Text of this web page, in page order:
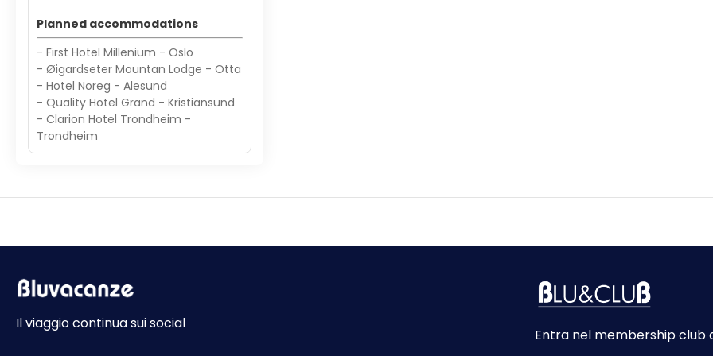
Planned accommodations
- First Hotel Millenium - Oslo
- Øigardseter Mountan Lodge - Otta
- Hotel Noreg - Alesund
- Quality Hotel Grand - Kristiansund
- Clarion Hotel Trondheim -
Trondheim
Il viaggio continua sui social
Entra nel membership club